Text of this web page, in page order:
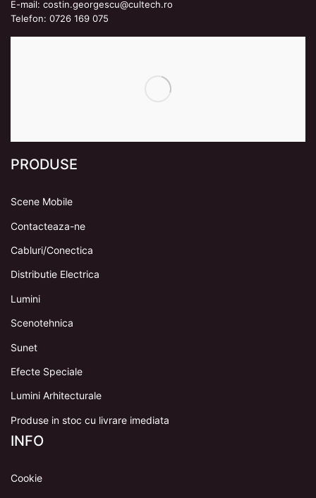
E-mail: costin.georgescu@cultech.ro
Telefon: 0726 169 075
PRODUSE
Scene Mobile
Contacteaza-ne
Cabluri/Conectica
Distributie Electrica
Lumini
Scenotehnica
Sunet
Efecte Speciale
Lumini Arhitecturale
Produse in stoc cu livrare imediata
INFO
Cookie